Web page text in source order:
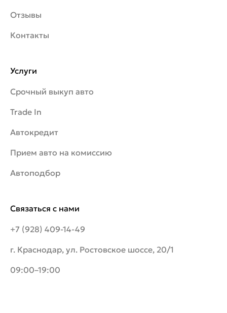
Отзывы
Контакты
Связаться с нами
+7 (928) 409-14-49
г. Краснодар, ул. Ростовское шоссе, 20/1
09:00–19:00
Услуги
Срочный выкуп авто
Trade In
Автокредит
Прием авто на комиссию
Автоподбор